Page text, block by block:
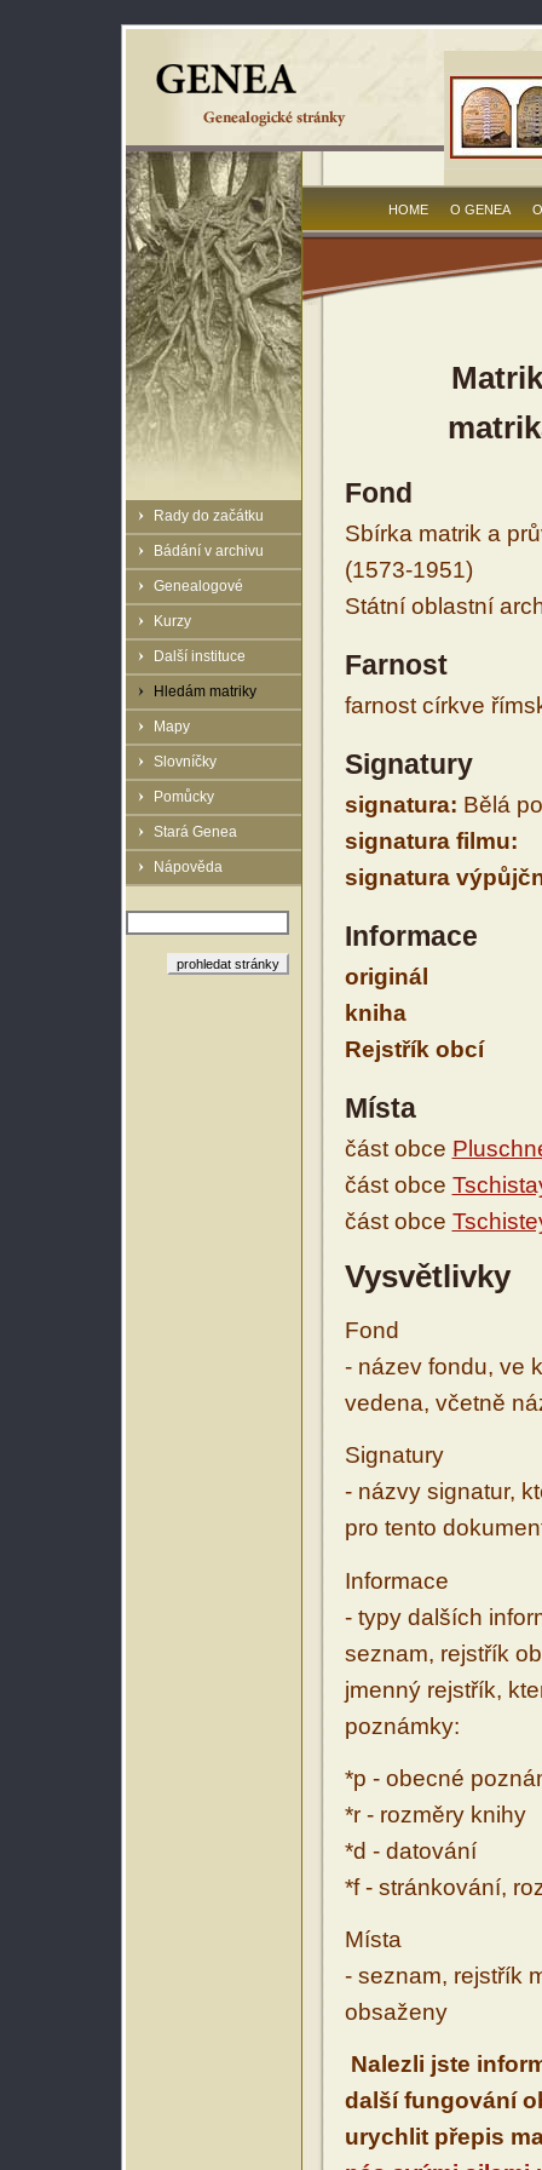
Rady do začátku
Bádání v archivu
Genealogové
Kurzy
Další instituce
Hledám matriky
Mapy
Slovníčky
Pomůcky
Stará Genea
Nápověda
HOME O GENEA
Fond
Sbírka matrik a
(1573-1951)
Státní oblastní
Farnost
farnost církve
Signatury
signatura: Bělá
signatura filmu:
signatura
Informace
originál
kniha
Rejstřík obcí
Místa
část obce
část obce
část obce
Vysvětlivky
Fond
- název fondu, ve
vedena, včetně
Signatury
- názvy signatur,
pro tento
Informace
- typy dalších
seznam, rejstřík
jmenný rejstřík,
poznámky:
*p - obecné
*r - rozměry knihy
*d - datování
*f - stránkování,
Místa
- seznam, rejstřík
obsaženy
Nalezli jste
další fungování
urychlit přepis